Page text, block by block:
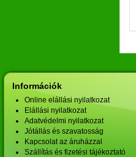
Információk
Online elállási nyilatkozat
Elállási nyilatkozat
Adatvédelmi nyilatkozat
Jótállás és szavatosság
Kapcsolat az áruházzal
Szállítás és fizetési tájékoztató